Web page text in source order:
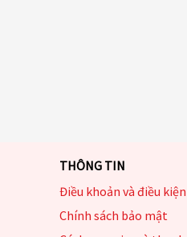
THÔNG TIN
Điều khoản và điều
Chính sách bảo mật